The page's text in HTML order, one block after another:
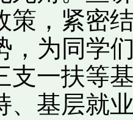
策，紧密
，为同学
支一扶等
、基层就